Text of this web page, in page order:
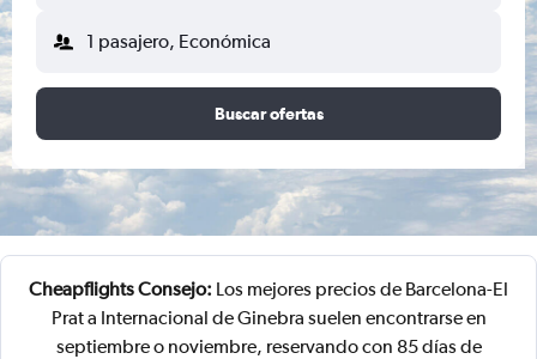
1 pasajero, Económica
Buscar ofertas
Cheapflights Consejo: Los mejores precios de Barcelona-El
Prat a Internacional de Ginebra suelen encontrarse en
septiembre o noviembre, reservando con 85 días de